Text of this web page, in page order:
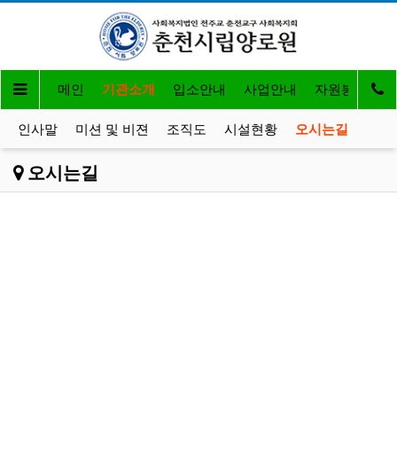
메인 기관소개 입소안내 사업안내 자원봉사 및
인사말 미션 및 비젼 조직도 시설현황 오시는길
오시는길